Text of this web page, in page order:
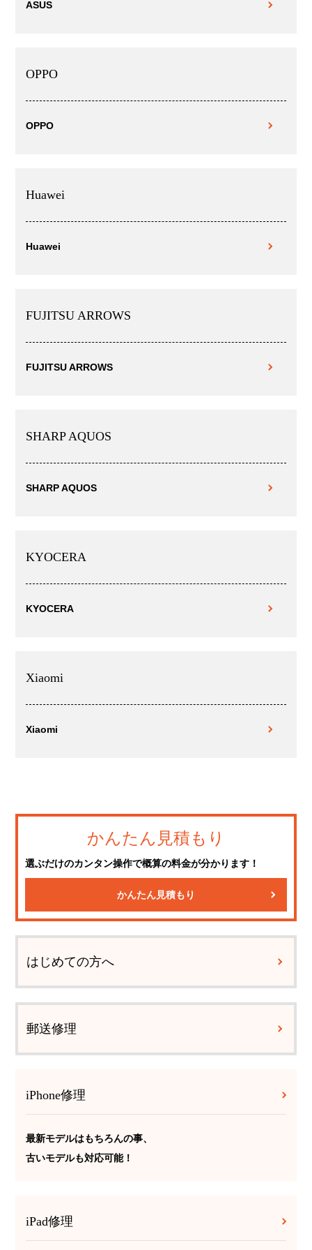
ASUS
OPPO
OPPO
Huawei
Huawei
FUJITSU ARROWS
FUJITSU ARROWS
SHARP AQUOS
SHARP AQUOS
KYOCERA
KYOCERA
Xiaomi
Xiaomi
かんたん見積もり
選ぶだけのカンタン操作で概算の料金が分かります！
かんたん見積もり
はじめての方へ
郵送修理
iPhone修理
最新モデルはもちろんの事、
古いモデルも対応可能！
iPad修理